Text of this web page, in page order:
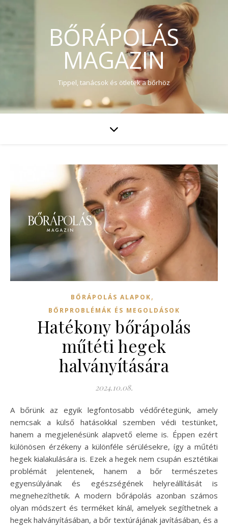
BŐRÁPOLÁS
MAGAZIN
Tippel, tanácsok és ötletek a bőrhöz
BŐRÁPOLÁS ALAPOK,
BŐRPROBLÉMÁK ÉS MEGOLDÁSOK
Hatékony bőrápolás
műtéti hegek
halványítására
2024.10.08.
A bőrünk az egyik legfontosabb védőrétegünk, amely
nemcsak a külső hatásokkal szemben védi testünket,
hanem a megjelenésünk alapvető eleme is. Éppen ezért
különösen érzékeny a különféle sérülésekre, így a műtéti
hegek kialakulására is. Ezek a hegek nem csupán esztétikai
problémát jelentenek, hanem a bőr természetes
egyensúlyának és egészségének helyreállítását is
megnehezíthetik. A modern bőrápolás azonban számos
olyan módszert és terméket kínál, amelyek segíthetnek a
hegek halványításában, a bőr textúrájának javításában, és a